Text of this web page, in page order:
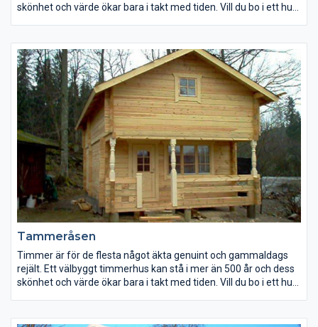
skönhet och värde ökar bara i takt med tiden. Vill du bo i ett hus
för dig och kommande generationer. Att bygga i timmer ger
ökat utrymme för egna idéer vår tillverkning är inte bunden av
färdiga element eller serieproduktion – så ändra gärna. Vi
bygger också efter beställarens ritning eller omarbetar våra
standardtyper enligt önskemål.
Tammeråsen
Timmer är för de flesta något äkta genuint och gammaldags
rejält. Ett välbyggt timmerhus kan stå i mer än 500 år och dess
skönhet och värde ökar bara i takt med tiden. Vill du bo i ett hus
för dig och kommande generationer. Att bygga i timmer ger